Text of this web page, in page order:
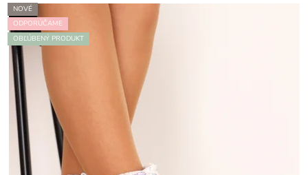
NOVÉ
ODPORÚČAME
OBĽÚBENÝ PRODUKT